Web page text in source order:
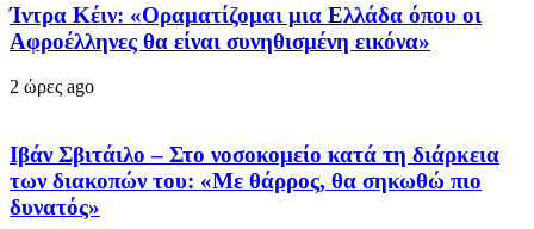
Ίντρα Κέιν: «Οραματίζομαι μια Ελλάδα όπου οι
Αφροέλληνες θα είναι συνηθισμένη εικόνα»
2 ώρες ago
Ιβάν Σβιτάιλο – Στο νοσοκομείο κατά τη διάρκεια
των διακοπών του: «Με θάρρος, θα σηκωθώ πιο
δυνατός»